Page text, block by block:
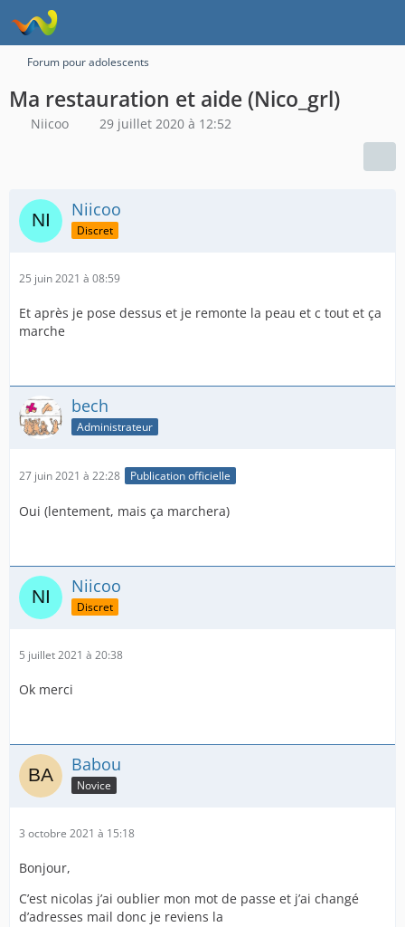
Forum pour adolescents
Ma restauration et aide (Nico_grl)
Niicoo 29 juillet 2020 à 12:52
Niicoo
Discret
25 juin 2021 à 08:59
Et après je pose dessus et je remonte la peau et c tout et ça
marche
bech
Administrateur
27 juin 2021 à 22:28 Publication officielle
Oui (lentement, mais ça marchera)
Niicoo
Discret
5 juillet 2021 à 20:38
Ok merci
Babou
Novice
3 octobre 2021 à 15:18
Bonjour,
C’est nicolas j’ai oublier mon mot de passe et j’ai changé
d’adresses mail donc je reviens la